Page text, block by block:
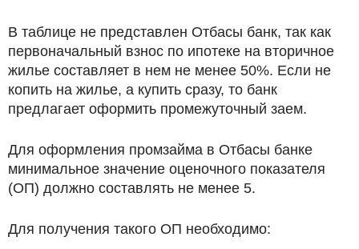
В таблице не представлен Отбасы банк, так как
первоначальный взнос по ипотеке на вторичное
жилье составляет в нем не менее 50%. Если не
копить на жилье, а купить сразу, то банк
предлагает оформить промежуточный заем.
Для оформления промзайма в Отбасы банке
минимальное значение оценочного показателя
(ОП) должно составлять не менее 5.
Для получения такого ОП необходимо: